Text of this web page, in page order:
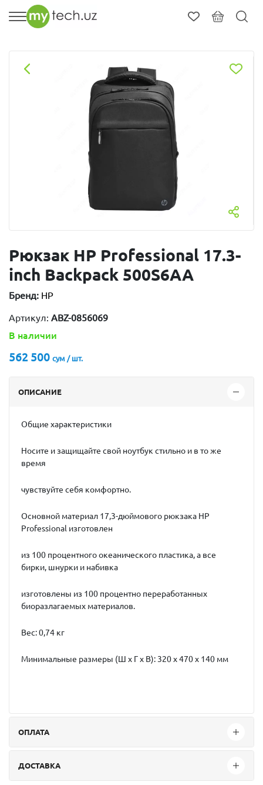
Рюкзак HP Professional 17.3-
inch Backpack 500S6AA
Бренд: HP
Артикул: ABZ-0856069
В наличии
562 500 сум / шт.
ОПИСАНИЕ
Общие характеристики
Носите и защищайте свой ноутбук стильно и в то же
время
чувствуйте себя комфортно.
Основной материал 17,3-дюймового рюкзака HP
Professional изготовлен
из 100 процентного океанического пластика, а все
бирки, шнурки и набивка
изготовлены из 100 процентно переработанных
биоразлагаемых материалов.
Вес: 0,74 кг
Минимальные размеры (Ш х Г х В): 320 х 470 х 140 мм
ОПЛАТА
ДОСТАВКА